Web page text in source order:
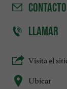
CONTACTO
LLAMAR
Visita el
Ubicar